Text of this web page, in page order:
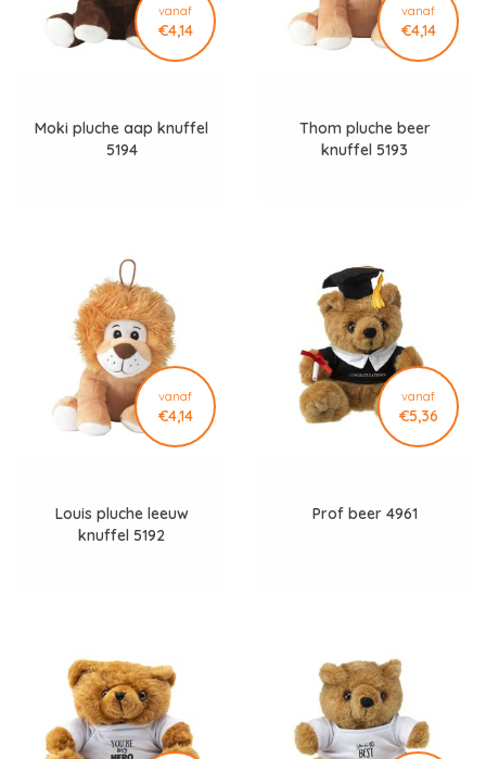
vanaf
€4,14
Moki pluche aap knuffel
5194
vanaf
€4,14
Thom pluche beer
knuffel 5193
vanaf
€4,14
Louis pluche leeuw
knuffel 5192
vanaf
€5,36
Prof beer 4961